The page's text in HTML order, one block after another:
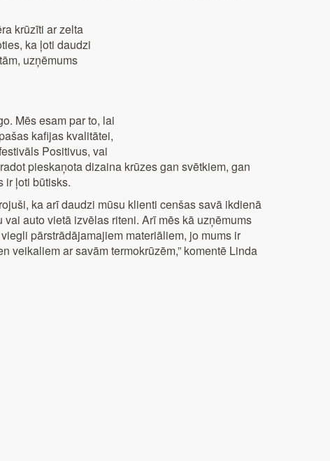
krūzīti ar zelta
ka ļoti daudzi
uzņēmums
Mēs esam par to, lai
kafijas kvalitātei,
Positivus, vai
pieskaņota dizaina krūzes gan svētkiem, gan
ir ļoti būtisks.
ka arī daudzi mūsu klienti cenšas savā ikdienā
auto vietā izvēlas riteni. Arī mēs kā uzņēmums
pārstrādājamajiem materiāliem, jo mums ir
veikaliem ar savām termokrūzēm,” komentē Linda